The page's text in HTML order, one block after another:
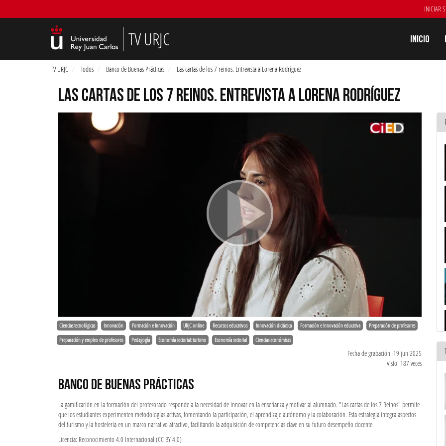
INICIAR
TV URJC Inicio
TV URJC Todos Banco de Buenas Prácticas Las cartas de los 7 reinos. Entrevista a Lorena Rodríguez
LAS CARTAS DE LOS 7 REINOS. ENTREVISTA A LORENA RODRÍGUEZ
Ciencias tecnológicas Innovación Formación e Innovación URJC online Recursos educativos Innovación didáctica Formación e Innovación educativa Preparación de profesores
Preparación y empleo de profesores Pedagogía Economía sectorial: turismo Economía sectorial Ciencias económicas
Fecha de grabación: 19 jun 2025
Visto: 187 veces
BANCO DE BUENAS PRÁCTICAS
La gamificación en la formación del profesorado responde a la necesidad de innovar en la enseñanza y motivar al alumnado. "Las cartas de los 7 Reinos" permite
que los estudiantes experimenten metodologías activas, fomentando la participación, el aprendizaje autónomo y la colaboración. Esta estrategia integra aspectos
del turismo y la hostelería en un marco narrativo atractivo, facilitando la adquisición de competencias clave en su futuro desempeño docente.
Licencia: Reconocimiento 4.0 Internacional (CC BY 4.0)